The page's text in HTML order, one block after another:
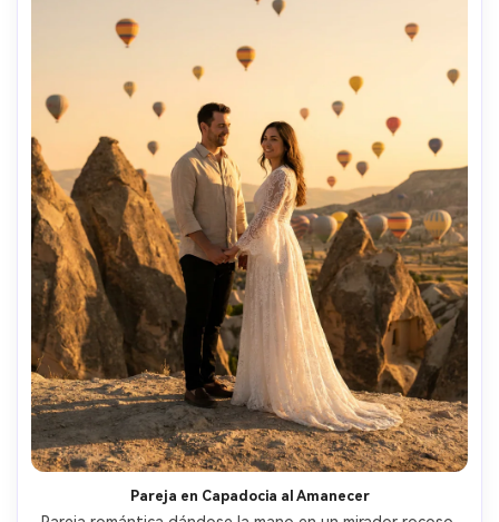
Pareja en Capadocia al Amanecer